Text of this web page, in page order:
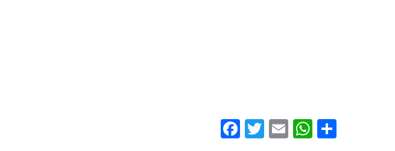
Facebook
Twitter
EmailWhatsApp